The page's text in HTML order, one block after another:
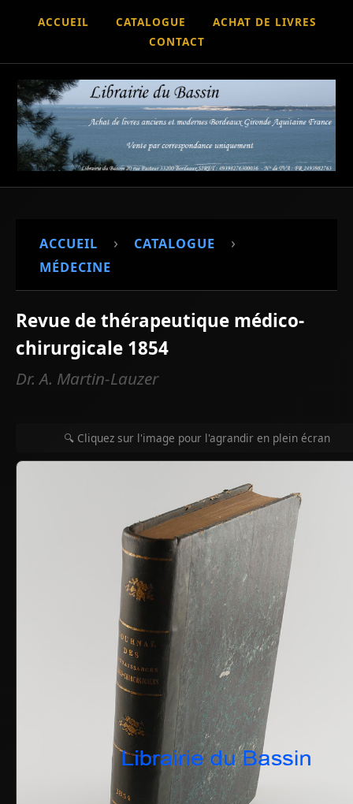
ACCUEIL CATALOGUE
ACHAT DE LIVRES
CONTACT
ACCUEIL › CATALOGUE ›
MÉDECINE
Revue de thérapeutique médico-
chirurgicale 1854
Dr. A. Martin-Lauzer
🔍 Cliquez sur l'image pour l'agrandir en plein écran